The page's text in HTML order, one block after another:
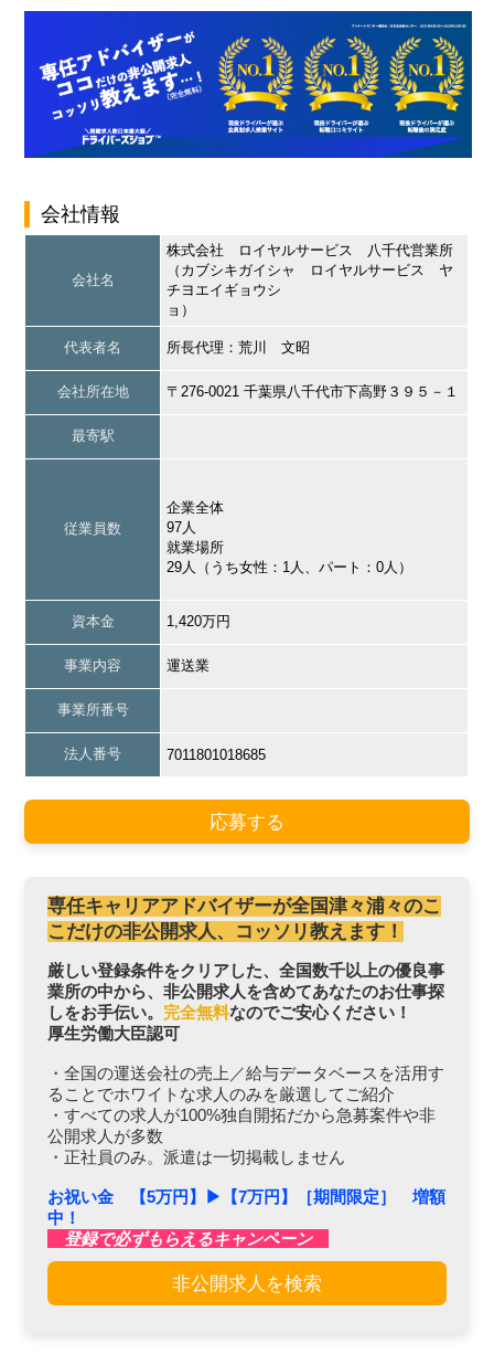
会社情報
会社名
株式会社 ロイヤルサービス 八千代営業所
（カブシキガイシャ ロイヤルサービス ヤ
チヨエイギョウシ
ョ）
代表者名 所長代理：荒川 文昭
会社所在地 〒276-0021 千葉県八千代市下高野３９５－１
最寄駅
従業員数
企業全体
97人
就業場所
29人（うち女性：1人、パート：0人）
資本金 1,420万円
事業内容 運送業
事業所番号
法人番号 7011801018685
応募する
専任キャリアアドバイザーが全国津々浦々のこ
こだけの非公開求人、コッソリ教えます！
厳しい登録条件をクリアした、全国数千以上の優良事
業所の中から、非公開求人を含めてあなたのお仕事探
しをお手伝い。 完全無料なのでご安心ください！
厚生労働大臣認可
・全国の運送会社の売上／給与データベースを活用す
ることでホワイトな求人のみを厳選してご紹介
・すべての求人が100%独自開拓だから急募案件や非
公開求人が多数
・正社員のみ。派遣は一切掲載しません
お祝い金 【5万円】▶︎【7万円】［期間限定］ 増額
中！
登録で必ずもらえるキャンペーン
非公開求人を検索